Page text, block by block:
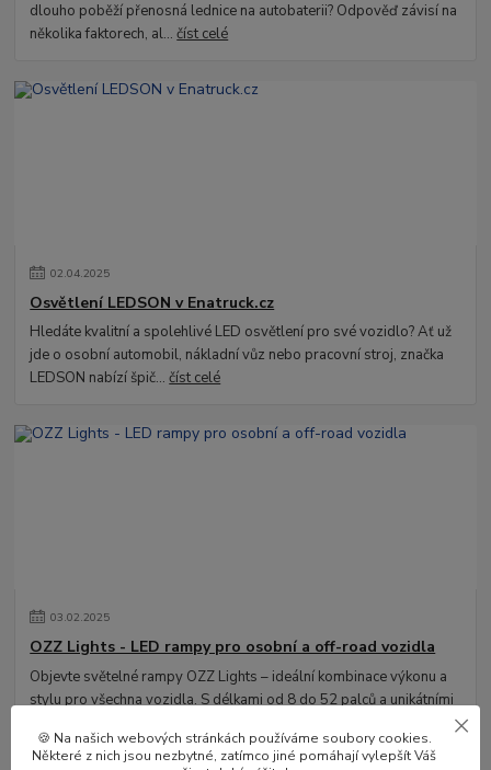
dlouho poběží přenosná lednice na autobaterii? Odpověď závisí na
několika faktorech, al...číst celé
02.04.2025
Osvětlení LEDSON v Enatruck.cz
Hledáte kvalitní a spolehlivé LED osvětlení pro své vozidlo? Ať už
jde o osobní automobil, nákladní vůz nebo pracovní stroj, značka
LEDSON nabízí špič...číst celé
03.02.2025
OZZ Lights - LED rampy pro osobní a off-road vozidla
Objevte světelné rampy OZZ Lights – ideální kombinace výkonu a
stylu pro všechna vozidla. S délkami od 8 do 52 palců a unikátními
🍪 Na našich webových stránkách používáme soubory cookies.
Některé z nich jsou nezbytné, zatímco jiné pomáhají vylepšít Váš